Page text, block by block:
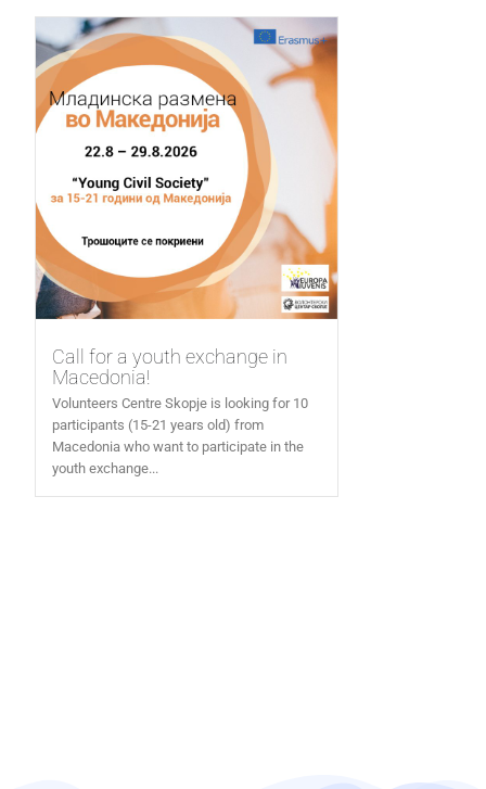
Call for a youth exchange in
Macedonia!
Volunteers Centre Skopje is looking for 10
participants (15-21 years old) from
Macedonia who want to participate in the
youth exchange...